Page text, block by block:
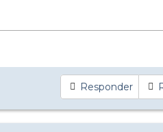
Responder